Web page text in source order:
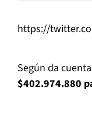
https://
Según da
$402.974.880